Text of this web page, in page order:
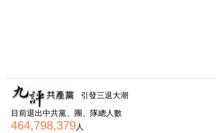
引發三退大潮
目前退出中共黨、團、隊總人數
464,798,379人